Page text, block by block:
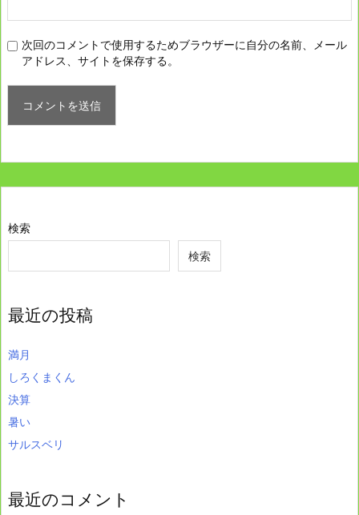
次回のコメントで使用するためブラウザーに自分の名前、メール
アドレス、サイトを保存する。
検索
検索
最近の投稿
満月
しろくまくん
決算
暑い
サルスベリ
最近のコメント